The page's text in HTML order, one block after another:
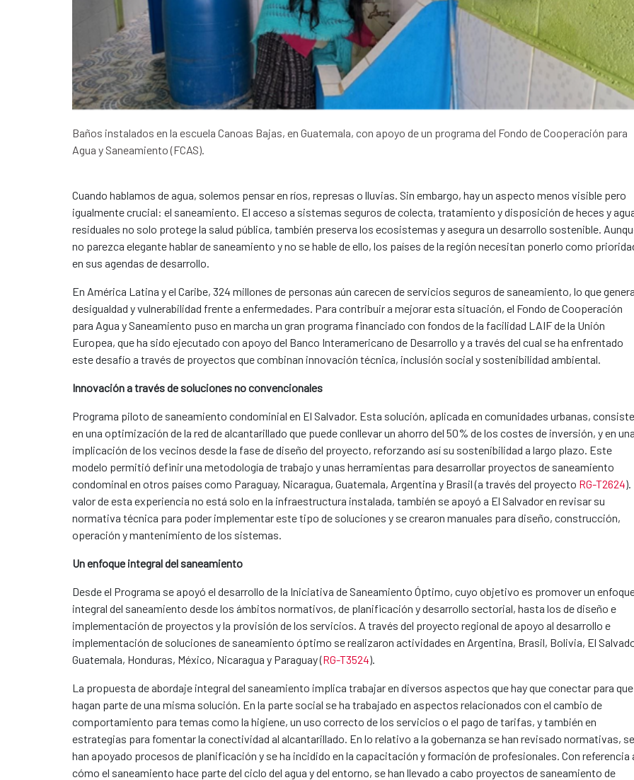
Baños instalados en la escuela Canoas Bajas, en Guatemala, con apoyo de un programa del Fondo de Cooperación para
Agua y Saneamiento (FCAS).
Cuando hablamos de agua, solemos pensar en ríos, represas o lluvias. Sin embargo, hay un aspecto menos visible pero
igualmente crucial: el saneamiento. El acceso a sistemas seguros de colecta, tratamiento y disposición de heces y
residuales no solo protege la salud pública, también preserva los ecosistemas y asegura un desarrollo sostenible.
no parezca elegante hablar de saneamiento y no se hable de ello, los países de la región necesitan ponerlo como
en sus agendas de desarrollo.
En América Latina y el Caribe, 324 millones de personas aún carecen de servicios seguros de saneamiento, lo que
desigualdad y vulnerabilidad frente a enfermedades. Para contribuir a mejorar esta situación, el Fondo de Cooperación
para Agua y Saneamiento puso en marcha un gran programa financiado con fondos de la facilidad LAIF de la Unión
Europea, que ha sido ejecutado con apoyo del Banco Interamericano de Desarrollo y a través del cual se ha enfrentado
este desafío a través de proyectos que combinan innovación técnica, inclusión social y sostenibilidad ambiental.
Innovación a través de soluciones no convencionales
​​Programa ​​piloto de saneamiento condominial en El Salvador​. Esta solución, aplicada en comunidades urbanas, consiste
en una optimización de la red de alcantarillado que puede conllevar un ahorro del 50% de los costes de inversión, y en
implicación de los vecinos desde la fase de diseño del proyecto, reforzando así su sostenibilidad a largo plazo. Este
modelo permitió definir una metodología de trabajo y unas herramientas para desarrollar proyectos de saneamiento
condominal en otros países como Paraguay, Nicaragua, Guatemala, Argentina y Brasil (a través del proyecto RG-T2624).
valor de esta experiencia no está solo en la infraestructura instalada, también se apoyó a El Salvador en revisar su
normativa técnica para poder implementar este tipo de soluciones y se crearon manuales para diseño, construcción,
operación y mantenimiento de los sistemas​​.
Un enfoque integral del saneamiento
Desde el Programa se apoyó el desarrollo de la Iniciativa de Saneamiento Óptimo, cuyo objetivo es promover un
integral del saneamiento desde los ámbitos normativos, de planificación y desarrollo sectorial, hasta los de diseño e
implementación de proyectos y la provisión de los servicios. A través del proyecto regional de apoyo al desarrollo e
implementación de soluciones de saneamiento óptimo se realizaron actividades en Argentina, Brasil, Bolivia, El
Guatemala, Honduras, México, Nicaragua y Paraguay (RG-T3524).
La propuesta de abordaje integral del saneamiento implica trabajar en diversos aspectos que hay que conectar para que
hagan parte de una misma solución. En la parte social se ha trabajado en aspectos relacionados con el cambio de
comportamiento para temas como la higiene, un uso correcto de los servicios o el pago de tarifas, y también en
estrategias para fomentar la conectividad al alcantarillado. En lo relativo a la gobernanza se han revisado normativas, se
han apoyado procesos de planificación y se ha incidido en la capacitación y formación de profesionales. Con referencia
cómo el saneamiento hace parte del ciclo del agua y del entorno, se han llevado a cabo proyectos de saneamiento de